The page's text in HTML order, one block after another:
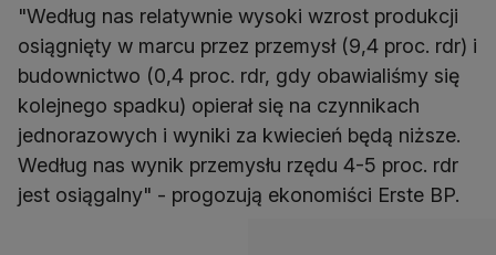
"Według nas relatywnie wysoki wzrost produkcji
osiągnięty w marcu przez przemysł (9,4 proc. rdr) i
budownictwo (0,4 proc. rdr, gdy obawialiśmy się
kolejnego spadku) opierał się na czynnikach
jednorazowych i wyniki za kwiecień będą niższe.
Według nas wynik przemysłu rzędu 4-5 proc. rdr
jest osiągalny" - progozują ekonomiści Erste BP.